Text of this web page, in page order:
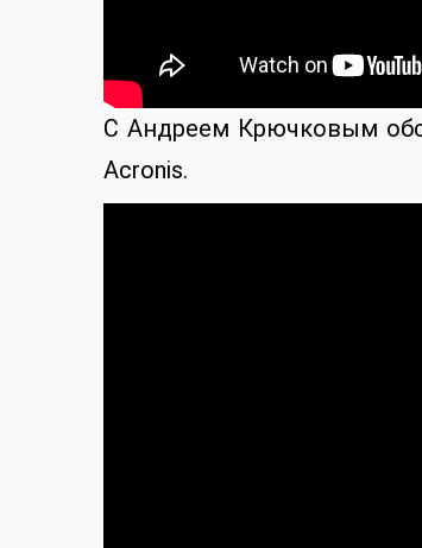
С Андреем Крючковым
Acronis.